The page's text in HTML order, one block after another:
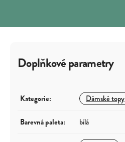
Doplňkové parametry
Kategorie: Dámské topy
Barevná paleta: bílá